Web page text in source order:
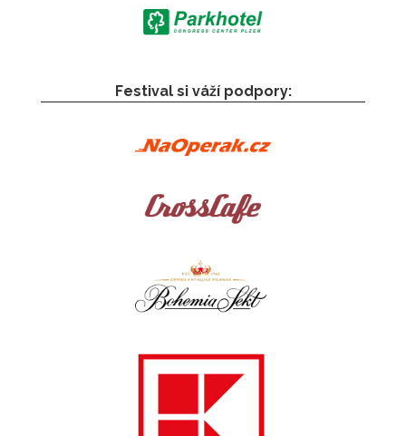
Festival si váží podpory: